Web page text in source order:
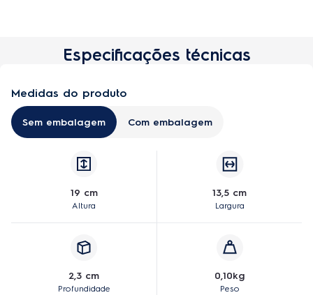
Comprar
Especificações técnicas
Medidas do produto
Sem embalagem Com embalagem
19 cm
Altura
13,5 cm
Largura
2,3 cm
Profundidade
0,10kg
Peso